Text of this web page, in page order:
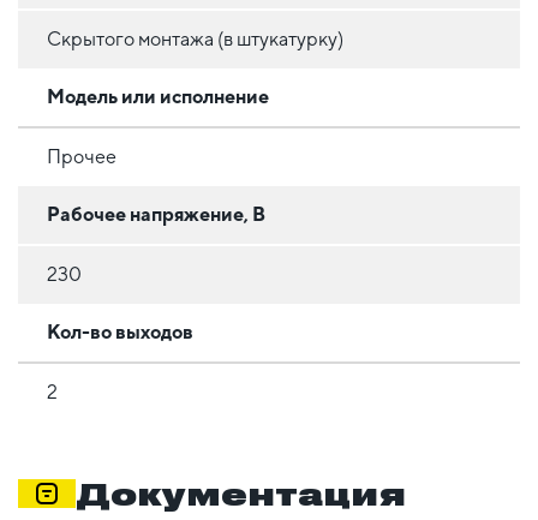
Скрытого монтажа (в штукатурку)
Модель или исполнение
Прочее
Рабочее напряжение, В
230
Кол-во выходов
2
Документация